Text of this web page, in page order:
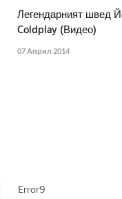
Легендарният швед
Coldplay (Видео)
07 Април 2014
Error9